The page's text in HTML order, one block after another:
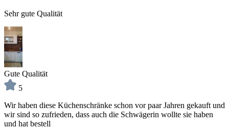
Sehr gute Qualität
Gute Qualität
5
Wir haben diese Küchenschränke schon vor paar Jahren gekauft und
wir sind so zufrieden, dass auch die Schwägerin wollte sie haben
und hat bestell